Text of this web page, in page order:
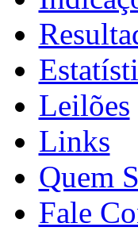
Leilões
Links
Quem
Fale